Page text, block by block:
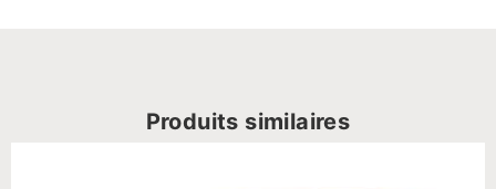
Produits similaires